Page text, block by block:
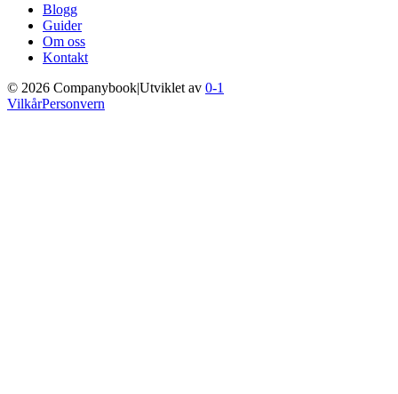
Blogg
Guider
Om oss
Kontakt
© 2026 Companybook|Utviklet av 0-1
VilkårPersonvern